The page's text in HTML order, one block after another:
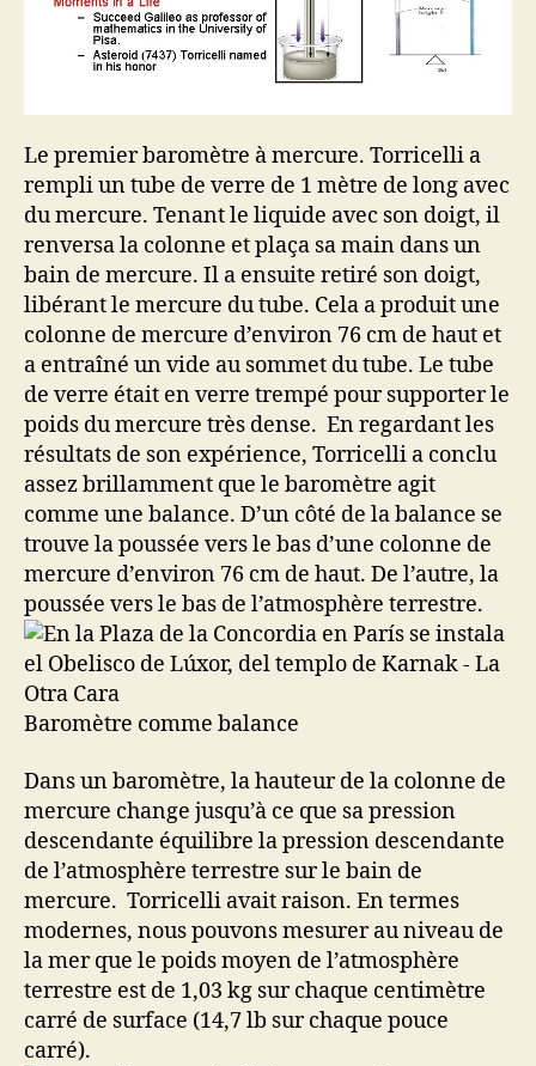
Le premier baromètre à mercure. Torricelli a
rempli un tube de verre de 1 mètre de long avec
du mercure. Tenant le liquide avec son doigt, il
renversa la colonne et plaça sa main dans un
bain de mercure. Il a ensuite retiré son doigt,
libérant le mercure du tube. Cela a produit une
colonne de mercure d’environ 76 cm de haut et
a entraîné un vide au sommet du tube. Le tube
de verre était en verre trempé pour supporter le
poids du mercure très dense. En regardant les
résultats de son expérience, Torricelli a conclu
assez brillamment que le baromètre agit
comme une balance. D’un côté de la balance se
trouve la poussée vers le bas d’une colonne de
mercure d’environ 76 cm de haut. De l’autre, la
poussée vers le bas de l’atmosphère terrestre.
Baromètre comme balance
Dans un baromètre, la hauteur de la colonne de
mercure change jusqu’à ce que sa pression
descendante équilibre la pression descendante
de l’atmosphère terrestre sur le bain de
mercure. Torricelli avait raison. En termes
modernes, nous pouvons mesurer au niveau de
la mer que le poids moyen de l’atmosphère
terrestre est de 1,03 kg sur chaque centimètre
carré de surface (14,7 lb sur chaque pouce
carré).